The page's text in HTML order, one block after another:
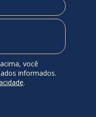
você
informados.
.